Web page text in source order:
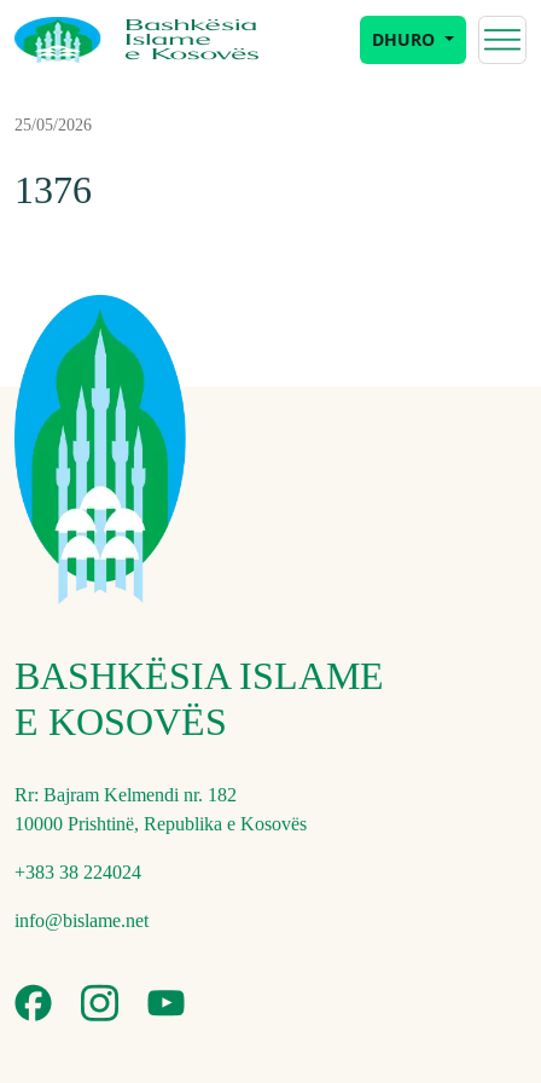
DHURO
25/05/2026
1376
BASHKËSIA ISLAME
E KOSOVËS
Rr: Bajram Kelmendi nr. 182
10000 Prishtinë, Republika e Kosovës
+383 38 224024
info@bislame.net